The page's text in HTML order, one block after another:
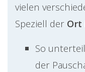
vielen
Speziell der Ort
So
der